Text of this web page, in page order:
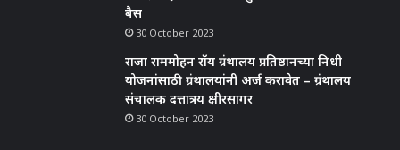
बैस
30 October 2023
राजा राममोहन रॉय ग्रंथालय प्रतिष्ठानच्या निधी
योजनांसाठी ग्रंथालयांनी अर्ज करावेत – ग्रंथालय
संचालक दत्तात्रय क्षीरसागर
30 October 2023